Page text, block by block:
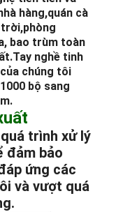
hàng,quán cà
trời,phòng
bao trùm toàn
Tay nghề tinh
chúng tôi
bộ sang
trình xử lý
đảm bảo
ứng các
và vượt quá